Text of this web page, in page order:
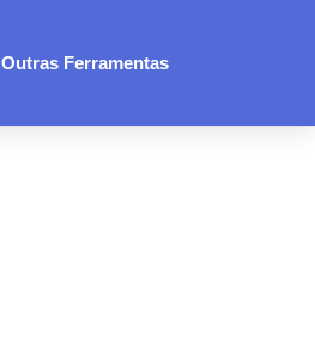
Outras Ferramentas